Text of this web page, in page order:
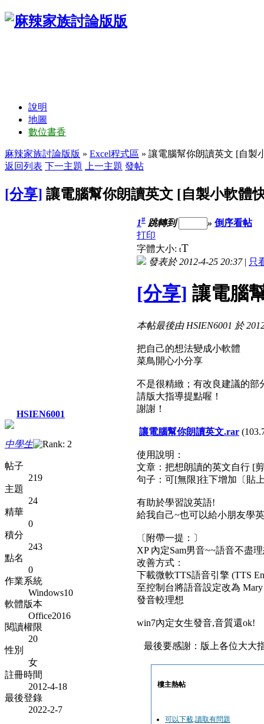
說明
地圖
數位書香
麻辣家族討論版版 » Excel程式區 » 讓電腦幫你朗讀英文 [自製
返回列表 下一主題 上一主題 發帖
[分享] 讓電腦幫你朗讀英文 [自製小軟體
HSIEN6001
中學生
帖子
219
主題
24
精華
0
積分
243
點名
0
作業系統
Windows10
軟體版本
Office2016
閱讀權限
20
性別
女
註冊時間
2012-4-18
最後登錄
2022-2-7
1# 跳轉到 » 倒序看帖
打印
字體大小: tT
發表於 2012-4-25 20:37| 只
[分享] 讓電腦
本帖最後由 HSIEN6001 於
把自己的想法變成小軟體
菜鳥開心小分享
不是很精緻；有改良建議的部
請版大指導提點喔！
謝謝！
讓電腦幫你朗讀英文.rar
使用說明：
文章：把想朗讀的英文自行 [
句子：可[無限]往下增加〔
有助於學習說英語!
給我自己~也可以給小朋友學
〔附帶一提：〕
XP 內定Sam男音~~語音不盡
改善方式：
下載微軟TTS語音引擎 (TTS
至控制台將語音設定改為
發音較理想
win7內定女生發音,音質還ok!
最後要感謝：版上各位大大
樓主熱帖
可以下載,讀取有問題